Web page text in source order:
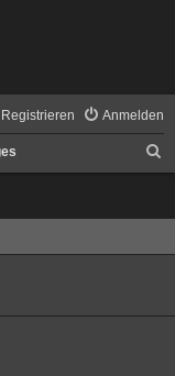
Anmelden
Registrieren